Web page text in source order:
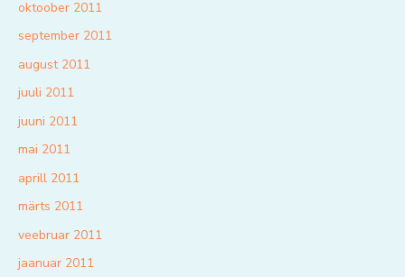
oktoober 2011
september 2011
august 2011
juuli 2011
juuni 2011
mai 2011
aprill 2011
märts 2011
veebruar 2011
jaanuar 2011